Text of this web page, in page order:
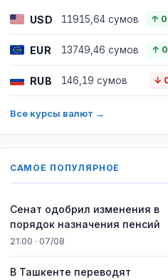
USD 11915,64 сумов ↑
EUR 13749,46 сумов ↑
RUB 146,19 сумов ↓
Все курсы валют →
САМОЕ ПОПУЛЯРНОЕ
Сенат одобрил изменения в
порядок назначения пенсий
21:00 · 07/08
В Ташкенте переводят